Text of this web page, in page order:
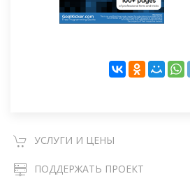
УСЛУГИ И ЦЕНЫ
ПОДДЕРЖАТЬ ПРОЕКТ